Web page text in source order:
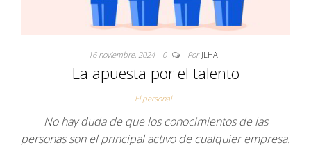
16 noviembre, 2024 0 Por JLHA
La apuesta por el talento
El personal
No hay duda de que los conocimientos de las
personas son el principal activo de cualquier empresa.